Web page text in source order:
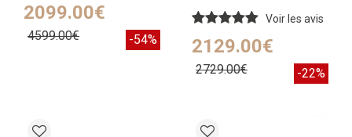
2099.00€
4599.00€ -54%
électrique tissu vert
olive
Voir les avis
2129.00€
2729.00€ -22%